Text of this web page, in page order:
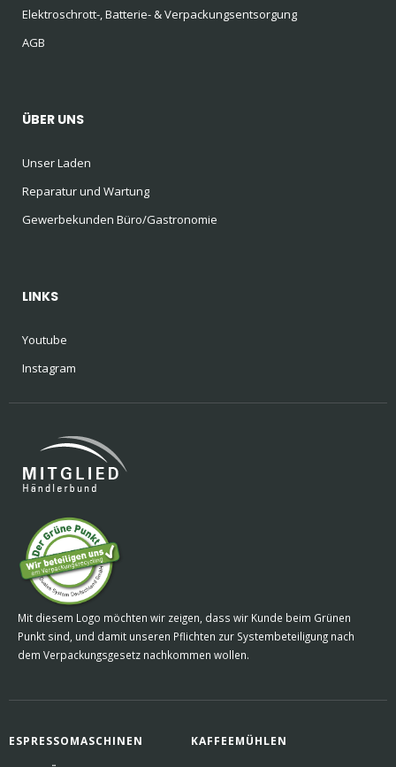
Elektroschrott-, Batterie- & Verpackungsentsorgung
AGB
ÜBER UNS
Unser Laden
Reparatur und Wartung
Gewerbekunden Büro/Gastronomie
LINKS
Youtube
Instagram
Mit diesem Logo möchten wir zeigen, dass wir Kunde beim Grünen
Punkt sind, und damit unseren Pflichten zur Systembeteiligung nach
dem Verpackungsgesetz nachkommen wollen.
ESPRESSOMASCHINEN
KAFFEEMÜHLEN